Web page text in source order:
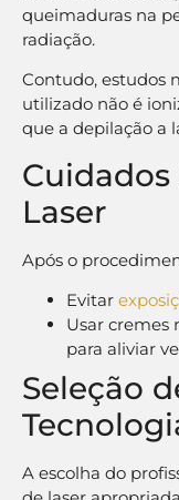
queimaduras na
radiação.
Contudo, estudos
utilizado não é
que a depilação a
Laser
Após o
Evitar
Usar cremes
para aliviar
Seleção
A escolha do